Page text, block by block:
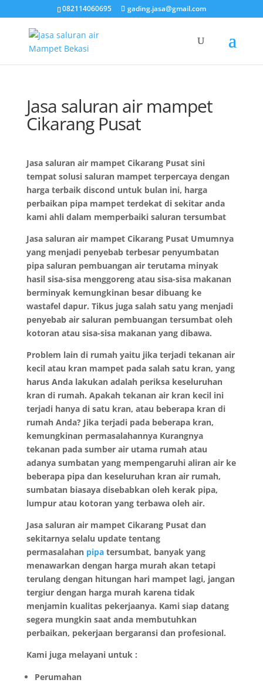
082114060695 gading.jasa@gmail.com
Jasa saluran air mampet
Cikarang Pusat
Jasa saluran air mampet Cikarang Pusat sini
tempat solusi saluran mampet terpercaya dengan
harga terbaik discond untuk bulan ini, harga
perbaikan pipa mampet terdekat di sekitar anda
kami ahli dalam memperbaiki saluran tersumbat
Jasa saluran air mampet Cikarang Pusat Umumnya
yang menjadi penyebab terbesar penyumbatan
pipa saluran pembuangan air terutama minyak
hasil sisa-sisa menggoreng atau sisa-sisa makanan
berminyak kemungkinan besar dibuang ke
wastafel dapur. Tikus juga salah satu yang menjadi
penyebab air saluran pembuangan tersumbat oleh
kotoran atau sisa-sisa makanan yang dibawa.
Problem lain di rumah yaitu jika terjadi tekanan air
kecil atau kran mampet pada salah satu kran, yang
harus Anda lakukan adalah periksa keseluruhan
kran di rumah. Apakah tekanan air kran kecil ini
terjadi hanya di satu kran, atau beberapa kran di
rumah Anda? Jika terjadi pada beberapa kran,
kemungkinan permasalahannya Kurangnya
tekanan pada sumber air utama rumah atau
adanya sumbatan yang mempengaruhi aliran air ke
beberapa pipa dan keseluruhan kran air rumah,
sumbatan biasaya disebabkan oleh kerak pipa,
lumpur atau kotoran yang terbawa oleh air.
Jasa saluran air mampet Cikarang Pusat dan
sekitarnya selalu update tentang
permasalahan pipatersumbat, banyak yang
menawarkan dengan harga murah akan tetapi
terulang dengan hitungan hari mampet lagi, jangan
tergiur dengan harga murah karena tidak
menjamin kualitas pekerjaanya. Kami siap datang
segera mungkin saat anda membutuhkan
perbaikan, pekerjaan bergaransi dan profesional.
Kami juga melayani untuk :
Perumahan